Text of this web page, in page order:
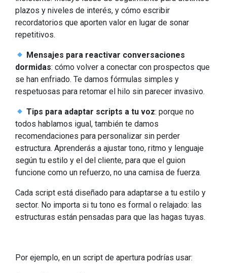
plazos y niveles de interés, y cómo escribir
recordatorios que aporten valor en lugar de sonar
repetitivos.
Mensajes para reactivar conversaciones
dormidas: cómo volver a conectar con prospectos que
se han enfriado. Te damos fórmulas simples y
respetuosas para retomar el hilo sin parecer invasivo.
Tips para adaptar scripts a tu voz: porque no
todos hablamos igual, también te damos
recomendaciones para personalizar sin perder
estructura. Aprenderás a ajustar tono, ritmo y lenguaje
según tu estilo y el del cliente, para que el guion
funcione como un refuerzo, no una camisa de fuerza.
Cada script está diseñado para adaptarse a tu estilo y
sector. No importa si tu tono es formal o relajado: las
estructuras están pensadas para que las hagas tuyas.
Por ejemplo, en un script de apertura podrías usar: